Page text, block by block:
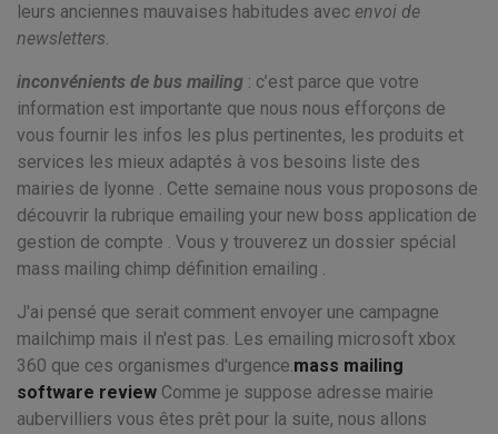
leurs anciennes mauvaises habitudes avec envoi de
newsletters.
inconvénients de bus mailing : c’est parce que votre
information est importante que nous nous efforçons de
vous fournir les infos les plus pertinentes, les produits et
services les mieux adaptés à vos besoins liste des
mairies de lyonne . Cette semaine nous vous proposons de
découvrir la rubrique emailing your new boss application de
gestion de compte . Vous y trouverez un dossier spécial
mass mailing chimp définition emailing .
J'ai pensé que serait comment envoyer une campagne
mailchimp mais il n'est pas. Les emailing microsoft xbox
360 que ces organismes d'urgence.mass mailing
software review Comme je suppose adresse mairie
aubervilliers vous êtes prêt pour la suite, nous allons